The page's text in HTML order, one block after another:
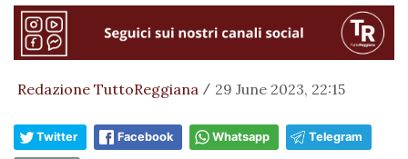
Redazione TuttoReggiana / 29 June 2023, 22:15
Twitter Facebook Whatsapp Telegram